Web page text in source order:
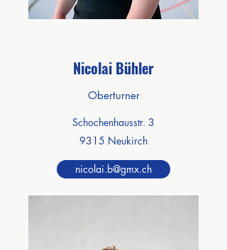
Nicolai Bühler
Oberturner
Schochenhausstr. 3
9315 Neukirch
nicolai.b@gmx.ch